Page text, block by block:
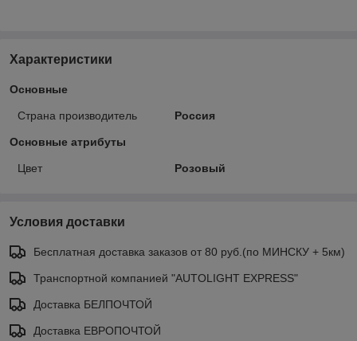
Характеристики
Основные
Страна производитель Россия
Основные атрибуты
Цвет Розовый
Условия доставки
Бесплатная доставка заказов от 80 руб.(по МИНСКУ + 5км)
Транспортной компанией "AUTOLIGHT EXPRESS"
Доставка БЕЛПОЧТОЙ
Доставка ЕВРОПОЧТОЙ